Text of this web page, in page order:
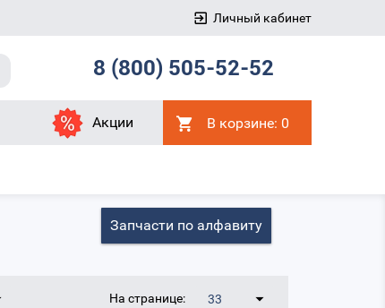
Личный кабинет
8 (800) 505-52-52
Акции В корзине: 0
Запчасти по алфавиту
На странице: 33